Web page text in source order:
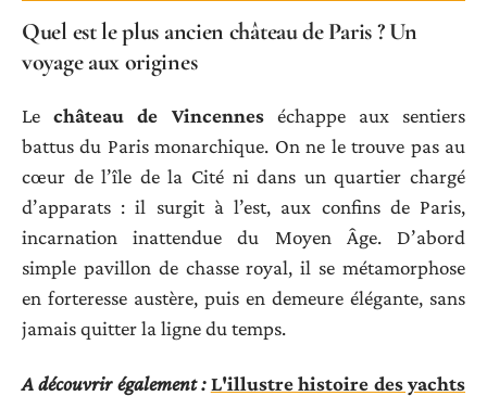
Quel est le plus ancien château de Paris ? Un
voyage aux origines
Lechâteau de Vincenneséchappe aux sentiers
battus du Paris monarchique. On ne le trouve pas au
cœur de l’île de la Cité ni dans un quartier chargé
d’apparats : il surgit à l’est, aux confins de Paris,
incarnation inattendue du Moyen Âge. D’abord
simple pavillon de chasse royal, il se métamorphose
en forteresse austère, puis en demeure élégante, sans
jamais quitter la ligne du temps.
A découvrir également : L'illustre histoire des yachts